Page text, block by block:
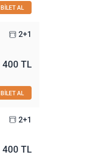
BİLET AL
2+1
400 TL
BİLET AL
2+1
400 TL